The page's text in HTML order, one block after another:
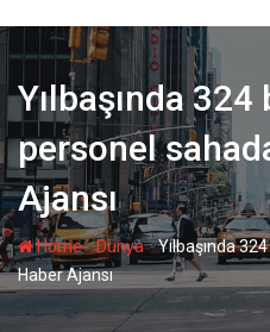
Yılbaşında 324
personel
Ajansı
Home-Dünya-Yılbaşında
Haber Ajansı